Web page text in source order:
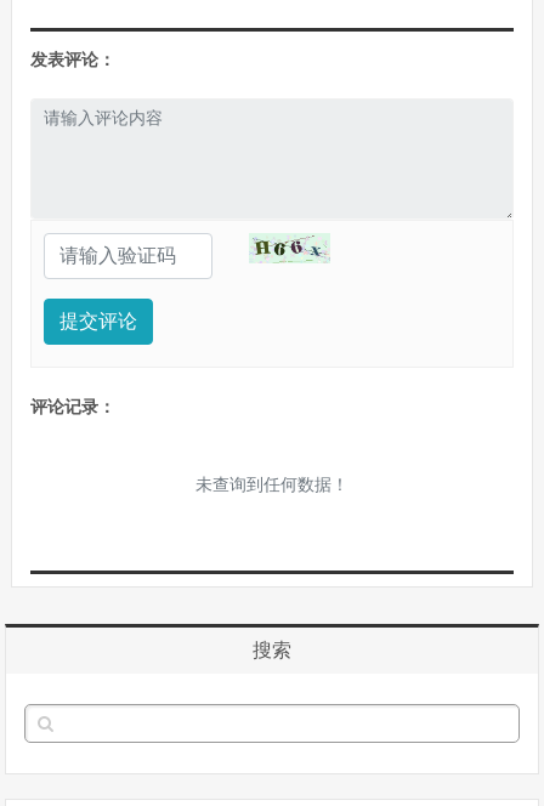
发表评论：
提交评论
评论记录：
未查询到任何数据！
搜索